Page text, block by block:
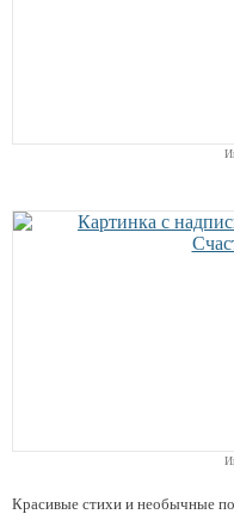
Красивые стихи и необычные